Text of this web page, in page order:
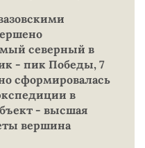
северный в
- пик Победы, 7
сформировалась
в
- высшая
вершина